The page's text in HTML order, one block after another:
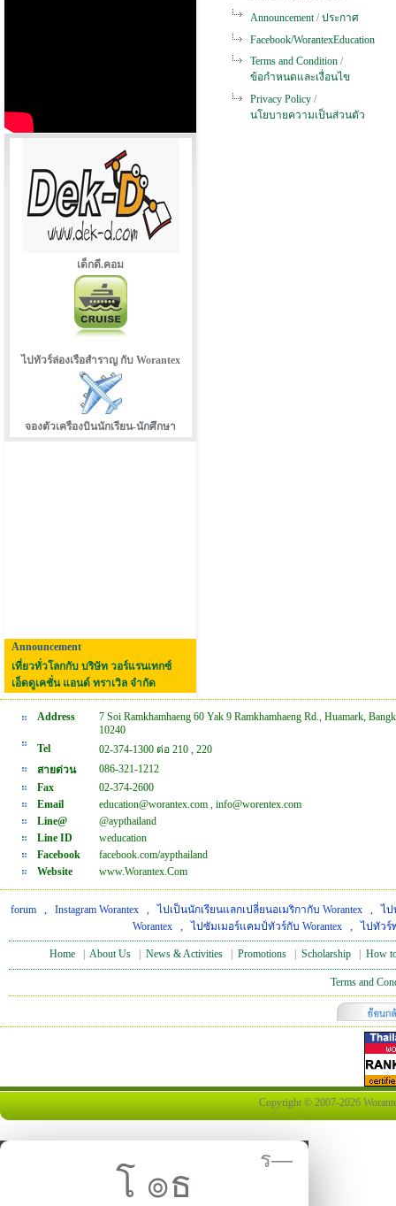
เด็กดี.คอม
ไปทัวร์ล่องเรือสำราญ กับ Worantex
จองตัวเครืองบินนักเรียน-นักศึกษา
Announcement
เที่ยวทั่วโลกกับ บริษัท วอร์แรนเทกซ์
เอ็ดดูเคชั่น แอนด์ ทราเวิล จำกัด
Announcement/ประกาศ
Facebook/WorantexEducation
Terms and Condition /
ข้อกำหนดและเงื่อนไข
Privacy Policy /
นโยบายความเป็นส่วนตัว
Address
7 Soi Ramkhamhaeng 60 Yak 9 Ramkhamhaeng Rd., Huamark,
10240
Tel
02-374-1300 ต่อ 210 , 220
สายด่วน
086-321-1212
Fax
02-374-2600
Email
education@worantex.com , info@worentex.com
Line@
@aypthailand
Line ID
weducation
Facebook
facebook.com/aypthailand
Website
www.Worantex.Com
forum , Instagram Worantex , ไปเป็นนักเรียนแลกเปลี่ยนอเมริกากับ Worantex , ไป
Worantex, ไปซัมเมอร์แคมป์ทัวร์กับ Worantex, ไปทัวร์
Home About Us News & Activities Promotions Scholarship How
Terms and
Copyright © 2007-2026
โ ๏ธ
ร—